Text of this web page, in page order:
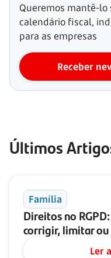
Queremos mantê-lo
calendário fiscal,
para as empresas
Receber
Últimos
Família
Direitos no
corrigir, limitar ou
Ler